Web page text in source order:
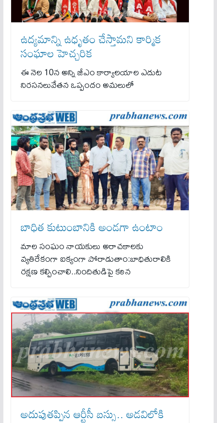
ఉద్యమాన్ని ఉధృతం చేస్తామని కార్మిక
సంఘాల హెచ్చరిక
ఈ నెల 10న అన్ని జీఎం కార్యాలయాల ఎదుట
నిరసనలువేతన ఒప్పందం అమలులో
బాధిత కుటుంబానికి అండగా ఉంటాం
మాల సంఘం నాయకులు అరాచకాలకు
వ్యతిరేకంగా ఐక్యంగా పోరాడుతాం:బాధితురాలికి
రక్షణ కల్పించాలి..నిందితుడిపై కఠిన
అదుపుతప్పిన ఆర్టీసీ బస్సు.. అడవిలోకి